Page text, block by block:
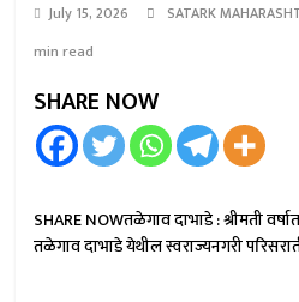
July 15, 2026 SATARK
min read
SHARE NOW
SHARE NOWतळेगाव दाभाडे : श्रीमती
तळेगाव दाभाडे येथील स्वराज्यनगरी